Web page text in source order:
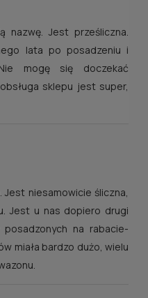
nazwę. Jest prześliczna.
lata po posadzeniu i
mogę się doczekać
sklepu jest super,
niesamowicie śliczna,
Jest u nas dopiero drugi
na rabacie-
miała bardzo dużo, wielu